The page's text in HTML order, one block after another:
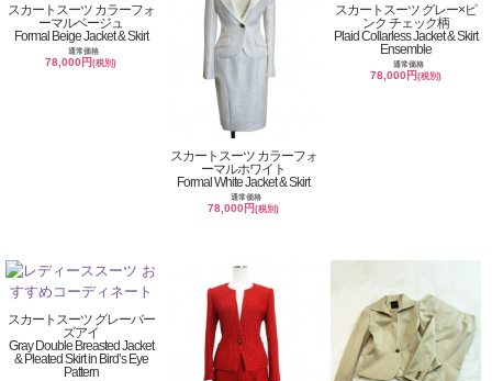
スカートスーツ カラーフォ
ーマルベージュ
Formal Beige Jacket & Skirt
通常価格
78,000円(税別)
スカートスーツ カラーフォ
ーマルホワイト
Formal White Jacket & Skirt
通常価格
78,000円(税別)
スカートスーツ グレー×ピ
ンク チェック柄
Plaid Collarless Jacket & Skirt
Ensemble
通常価格
78,000円(税別)
スカートスーツ グレーバー
ズアイ
Gray Double Breasted Jacket
& Pleated Skirt in Bird’s Eye
Pattern